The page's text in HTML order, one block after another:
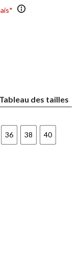
Tableau des tailles
36 38 40